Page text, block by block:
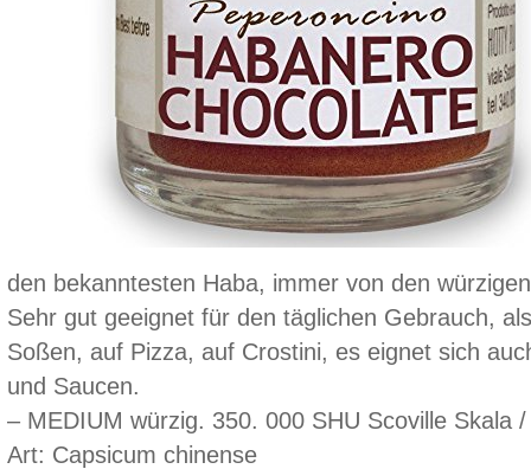
den bekanntesten Haba, immer von den
Sehr gut geeignet für den täglichen Gebrauch,
Soßen, auf Pizza, auf Crostini, es eignet sich
und Saucen.
– MEDIUM würzig. 350. 000 SHU Scoville Skala
Art: Capsicum chinense